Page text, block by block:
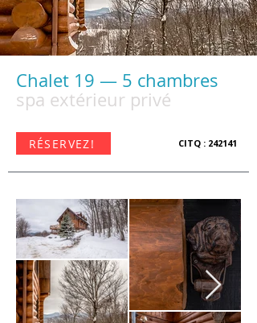
Chalet 19 — 5 chambres
spa extérieur privé
RÉSERVEZ! CITQ : 242141